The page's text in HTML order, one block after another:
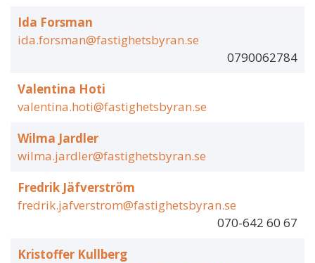
Ida Forsman
ida.forsman@fastighetsbyran.se
0790062784
Valentina Hoti
valentina.hoti@fastighetsbyran.se
Wilma Jardler
wilma.jardler@fastighetsbyran.se
Fredrik Jäfverström
fredrik.jafverstrom@fastighetsbyran.se
070-642 60 67
Kristoffer Kullberg